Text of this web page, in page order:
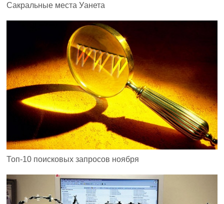
Сакральные места Уанета
Топ-10 поисковых запросов ноября